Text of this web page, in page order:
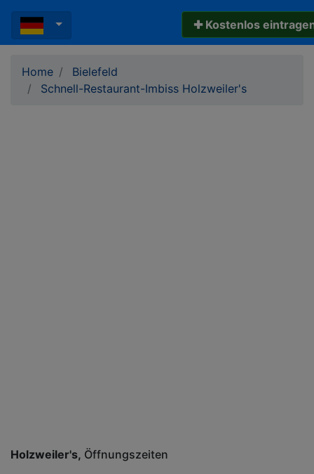
✚ Kostenlos
Home
Bielefeld
Schnell-Restaurant-Imbiss Holzweiler's
Holzweiler's Öffnungszeiten